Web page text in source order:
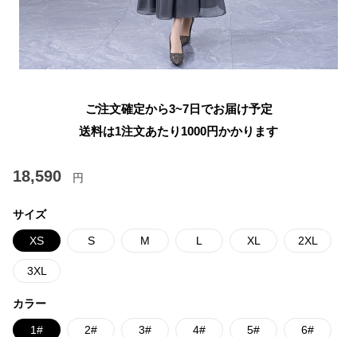
ご注文確定から3~7日でお届け予定
送料は1注文あたり 1000円かかります
18,590 円
サイズ
XS S M L XL 2XL
3XL
カラー
1# 2# 3# 4# 5# 6#